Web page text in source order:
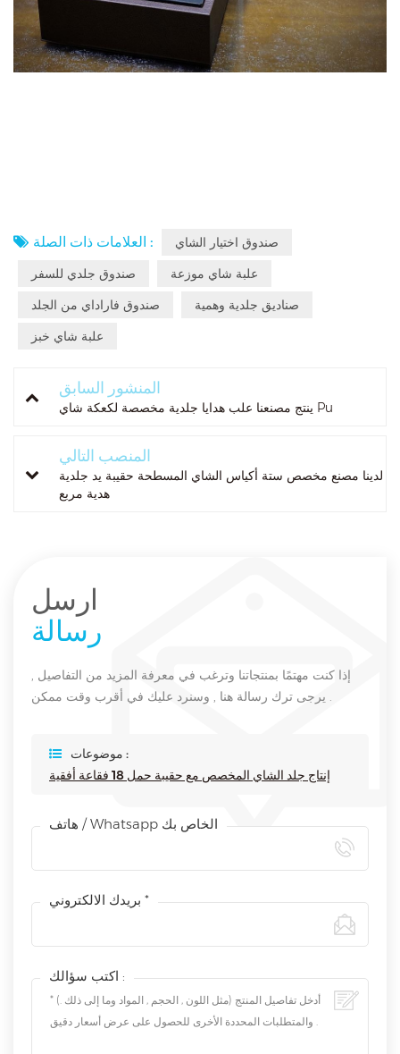
العلامات ذات الصلة :
صندوق اختيار الشاي
صندوق جلدي للسفر
علبة شاي موزعة
صندوق فاراداي من الجلد
صناديق جلدية وهمية
علبة شاي خبز
المنشور السابق
ينتج مصنعنا علب هدايا جلدية مخصصة لكعكة شاي Pu
المنصب التالي
لدينا مصنع مخصص ستة أكياس الشاي المسطحة حقيبة يد جلدية
هدية مربع
ارسل
رسالة
إذا كنت مهتمًا بمنتجاتنا وترغب في معرفة المزيد من التفاصيل ,
يرجى ترك رسالة هنا , وسنرد عليك في أقرب وقت ممكن .
موضوعات :
إنتاج جلد الشاي المخصص مع حقيبة حمل 18 فقاعة أفقية
هاتف / Whatsapp الخاص بك
بريدك الالكتروني *
اكتب سؤالك :